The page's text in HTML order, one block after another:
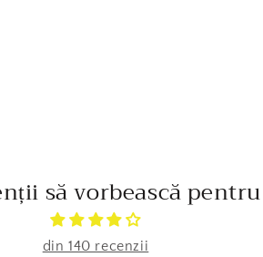
să vorbească
din 140 recenzii